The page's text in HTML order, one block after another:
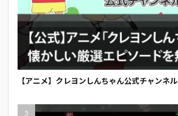
【アニメ】クレヨンしんちゃん公式チャンネル